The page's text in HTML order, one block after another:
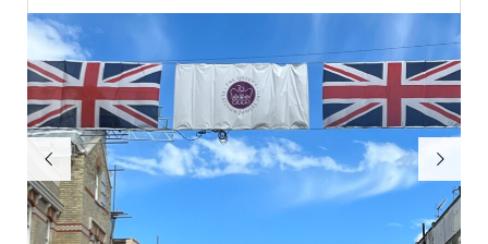
 